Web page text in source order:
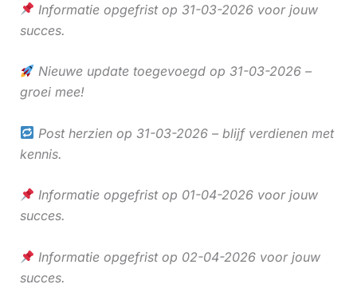
Informatie opgefrist op 31-03-2026 voor jouw
succes.
Nieuwe update toegevoegd op 31-03-2026 –
groei mee!
Post herzien op 31-03-2026 – blijf verdienen met
kennis.
Informatie opgefrist op 01-04-2026 voor jouw
succes.
Informatie opgefrist op 02-04-2026 voor jouw
succes.